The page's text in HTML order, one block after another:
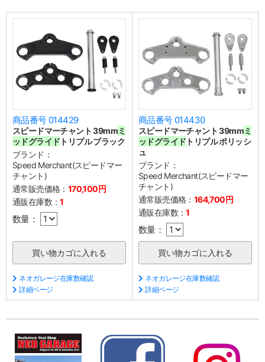
商品番号 014429
スピードマーチャント 39mmミ
ッドグライド トリプル ブラック
ブランド：
Speed Merchant(スピードマー
チャント)
通常販売価格： 170,100円
通販在庫数：1
数量：
ネオガレージ在庫数確認
詳細ページ
商品番号 014430
スピードマーチャント 39mmミ
ッドグライド トリプル ポリッシ
ュ
ブランド：
Speed Merchant(スピードマー
チャント)
通常販売価格： 164,700円
通販在庫数：1
数量：
ネオガレージ在庫数確認
詳細ページ